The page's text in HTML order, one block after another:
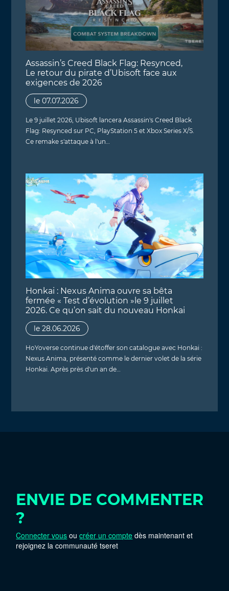
Assassin’s Creed Black Flag: Resynced,
Le retour du pirate d’Ubisoft face aux
exigences de 2026
le 07.07.2026
Le 9 juillet 2026, Ubisoft lancera Assassin's Creed Black
Flag: Resynced sur PC, PlayStation 5 et Xbox Series X/S.
Ce remake s'attaque à l'un…
Honkai : Nexus Anima ouvre sa bêta
fermée « Test d’évolution »le 9 juillet
2026. Ce qu’on sait du nouveau Honkai
le 28.06.2026
HoYoverse continue d'étoffer son catalogue avec Honkai :
Nexus Anima, présenté comme le dernier volet de la série
Honkai. Après près d'un an de…
ENVIE DE COMMENTER
?
Connecter vous oucréer un compte dès maintenant et
rejoignez la communauté tseret